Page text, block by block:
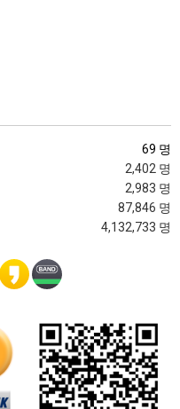
69 명
2,402 명
2,983 명
87,846 명
4,132,733 명